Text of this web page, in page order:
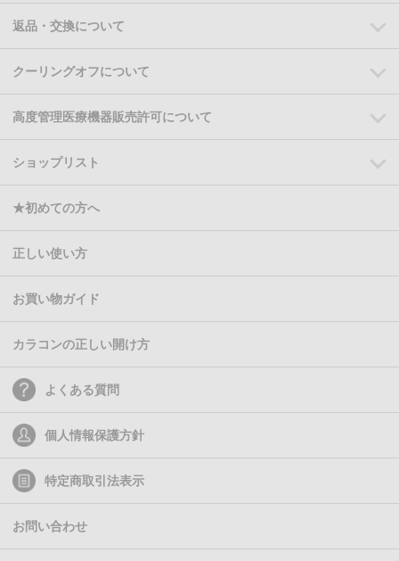
返品・交換について
クーリングオフについて
高度管理医療機器販売許可について
ショップリスト
★初めての方へ
正しい使い方
お買い物ガイド
カラコンの正しい開け方
よくある質問
個人情報保護方針
特定商取引法表示
お問い合わせ